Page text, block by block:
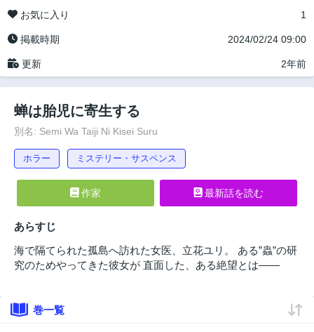
お気に入り 1
掲載時期 2024/02/24 09:00
更新 2年前
蝉は胎児に寄生する
別名: Semi Wa Taiji Ni Kisei Suru
ホラー ミステリー・サスペンス
作家 最新話を読む
あらすじ
海で隔てられた孤島へ訪れた女医、立花ユリ。 ある”蟲”の研
究のためやってきた彼女が 直面した、ある絶望とは――
巻一覧